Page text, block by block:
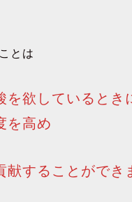
とは
を欲しているとき
を高め
献することができ